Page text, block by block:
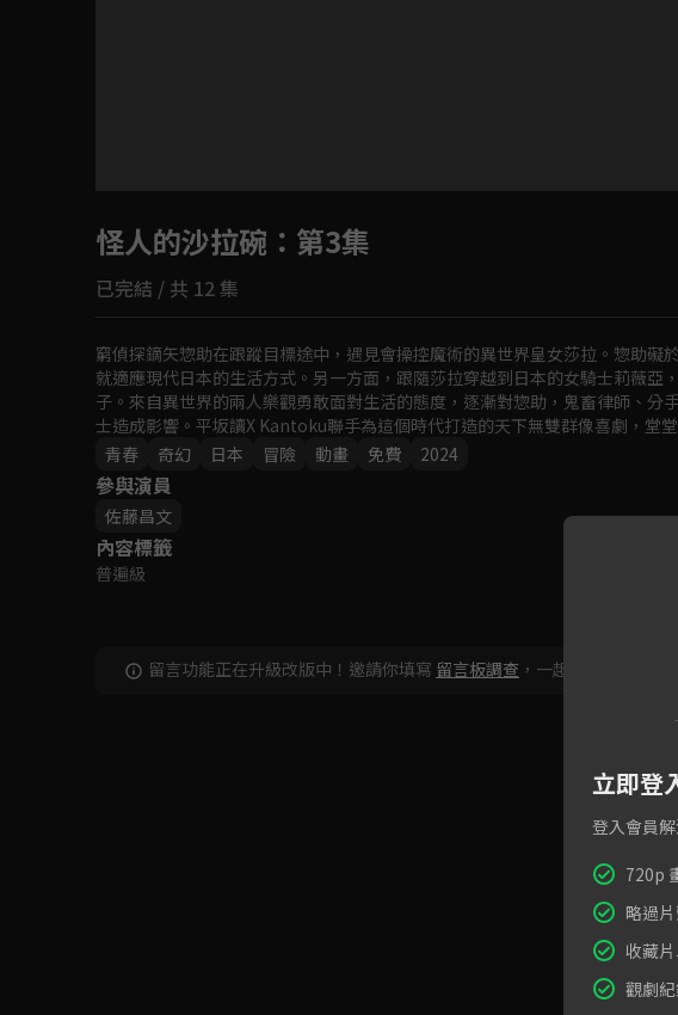
如有不便請見諒
怪人的沙拉碗 ：第3集
已完結 / 共 12 集
窮偵探鏑矢惣助在跟蹤目標途中，遇見會操控魔術的異世界皇女莎拉。惣助礙
就適應現代日本的生活方式。另一方面，跟隨莎拉穿越到日本的女騎士莉薇亞
子。來自異世界的兩人樂觀勇敢面對生活的態度，逐漸對惣助，鬼畜律師、分
士造成影響。平坂讀X Kantoku聯手為這個時代打造的天下無雙群像喜劇，堂堂
青春
奇幻 日本 冒險 動畫 免費 2024
參與演員
佐藤昌文
內容標籤
普遍級
留言功能正在升級改版中！邀請你填寫 留言板調查 ，一起共創新版留言
立即登
登入會員
720p
略過
收藏
觀劇